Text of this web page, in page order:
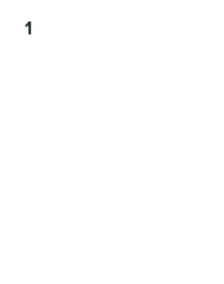
1